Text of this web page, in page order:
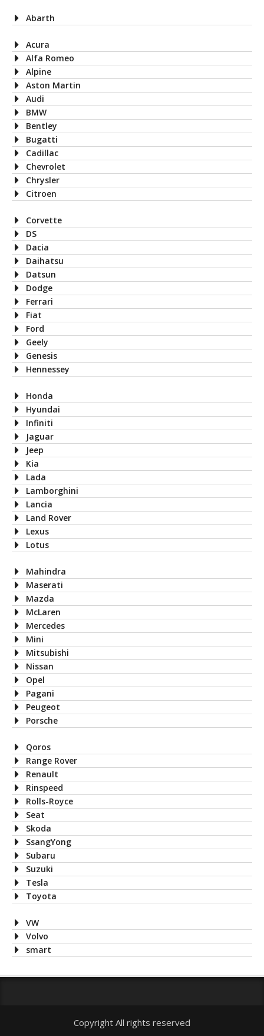
Abarth
Acura
Alfa Romeo
Alpine
Aston Martin
Audi
BMW
Bentley
Bugatti
Cadillac
Chevrolet
Chrysler
Citroen
Corvette
DS
Dacia
Daihatsu
Datsun
Dodge
Ferrari
Fiat
Ford
Geely
Genesis
Hennessey
Honda
Hyundai
Infiniti
Jaguar
Jeep
Kia
Lada
Lamborghini
Lancia
Land Rover
Lexus
Lotus
Mahindra
Maserati
Mazda
McLaren
Mercedes
Mini
Mitsubishi
Nissan
Opel
Pagani
Peugeot
Porsche
Qoros
Range Rover
Renault
Rinspeed
Rolls-Royce
Seat
Skoda
SsangYong
Subaru
Suzuki
Tesla
Toyota
VW
Volvo
smart
Copyright All rights reserved